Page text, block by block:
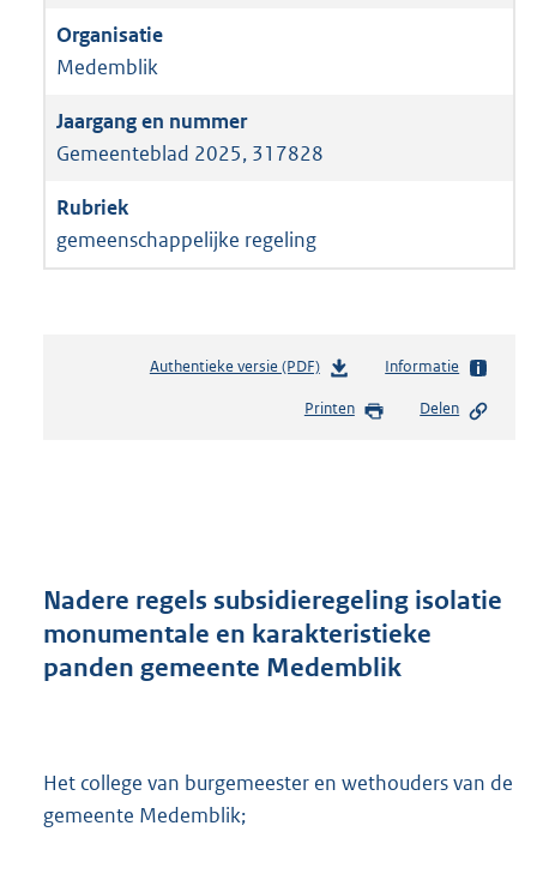
Medemblik
Gemeenteblad 2025, 317828
gemeenschappelijke regeling
Authentieke versie (PDF)b
s
r
o
t
3
Informatie
Printen Delen
Nadere regels subsidieregeling isolatie
monumentale en karakteristieke
panden gemeente Medemblik
Het college van burgemeester en wethouders van de
gemeente Medemblik;